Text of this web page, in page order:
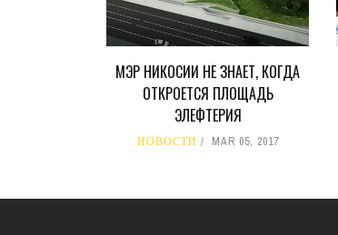
МЭР НИКОСИИ НЕ ЗНАЕТ, КОГДА
ОТКРОЕТСЯ ПЛОЩАДЬ
ЭЛЕФТЕРИЯ
НОВОСТИ MAR 05, 2017